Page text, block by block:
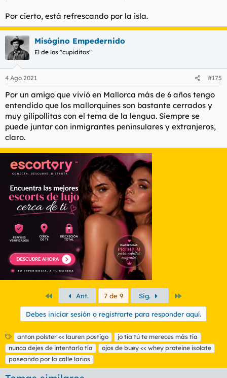
Por cierto, está refrescando por la isla.
Misógino Empedernido
El de los "cupiditos"
4 Ago 2021 #175
Por un amigo que vivió en Mallorca más de 6 años tengo
entendido que los mallorquines son bastante cerrados y
muy gilipollitas con el tema de la lengua. Siempre se
puede juntar con inmigrantes peninsulares y extranjeros,
claro.
PrimeroAnt. 7 de 9 Sig.
Debes iniciar sesión o registrarte para responder aquí.
E
t
i
q
anton polster << lauren postigo
jo tía tú te mereces más tía
nunca dejes de intentarlo tía
ojos de buey << whey proteine isolate
paseando por la calle larios